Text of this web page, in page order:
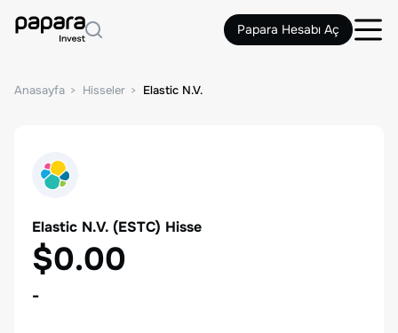
Papara Hesabı Aç
Anasayfa Hisseler Elastic N.V.
Elastic N.V. (ESTC) Hisse
$0.00
-